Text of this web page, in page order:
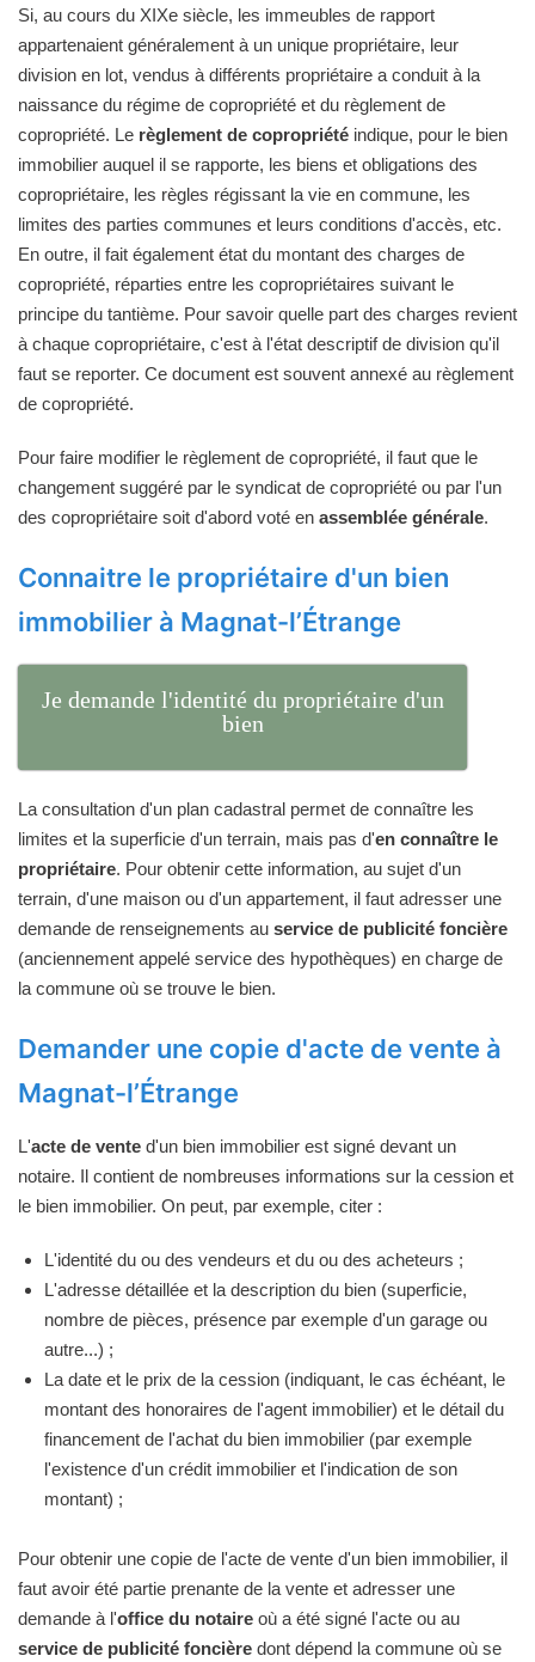
Si, au cours du XIXe siècle, les immeubles de rapport
appartenaient généralement à un unique propriétaire, leur
division en lot, vendus à différents propriétaire a conduit à la
naissance du régime de copropriété et du règlement de
copropriété. Le règlement de copropriété indique, pour le bien
immobilier auquel il se rapporte, les biens et obligations des
copropriétaire, les règles régissant la vie en commune, les
limites des parties communes et leurs conditions d'accès, etc.
En outre, il fait également état du montant des charges de
copropriété, réparties entre les copropriétaires suivant le
principe du tantième. Pour savoir quelle part des charges revient
à chaque copropriétaire, c'est à l'état descriptif de division qu'il
faut se reporter. Ce document est souvent annexé au règlement
de copropriété.
Pour faire modifier le règlement de copropriété, il faut que le
changement suggéré par le syndicat de copropriété ou par l'un
des copropriétaire soit d'abord voté en assemblée générale.
Connaitre le propriétaire d'un bien
immobilier à Magnat-l’Étrange
Je demande l'identité du propriétaire d'un
bien
La consultation d'un plan cadastral permet de connaître les
limites et la superficie d'un terrain, mais pas d'en connaître le
propriétaire. Pour obtenir cette information, au sujet d'un
terrain, d'une maison ou d'un appartement, il faut adresser une
demande de renseignements au service de publicité foncière
(anciennement appelé service des hypothèques) en charge de
la commune où se trouve le bien.
Demander une copie d'acte de vente à
Magnat-l’Étrange
L'acte de vente d'un bien immobilier est signé devant un
notaire. Il contient de nombreuses informations sur la cession et
le bien immobilier. On peut, par exemple, citer :
L'identité du ou des vendeurs et du ou des acheteurs ;
L'adresse détaillée et la description du bien (superficie,
nombre de pièces, présence par exemple d'un garage ou
autre...) ;
La date et le prix de la cession (indiquant, le cas échéant, le
montant des honoraires de l'agent immobilier) et le détail du
financement de l'achat du bien immobilier (par exemple
l'existence d'un crédit immobilier et l'indication de son
montant) ;
Pour obtenir une copie de l'acte de vente d'un bien immobilier, il
faut avoir été partie prenante de la vente et adresser une
demande à l'office du notaire où a été signé l'acte ou au
service de publicité foncière dont dépend la commune où se